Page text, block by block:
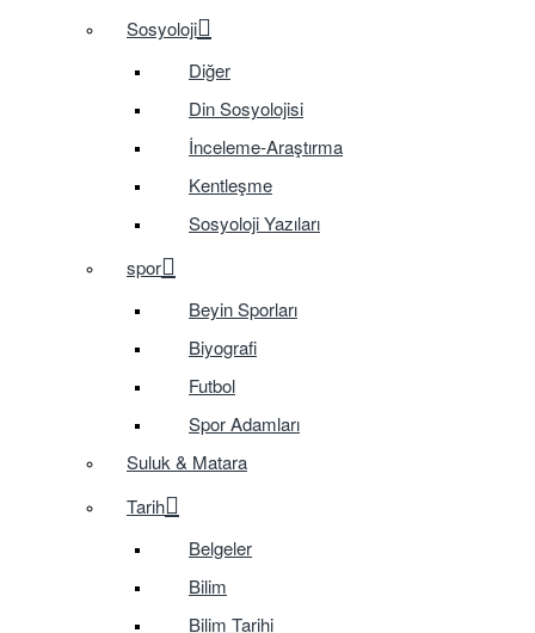
Sosyoloji
Diğer
Din Sosyolojisi
İnceleme-Araştırma
Kentleşme
Sosyoloji Yazıları
spor
Beyin Sporları
Biyografi
Futbol
Spor Adamları
Suluk & Matara
Tarih
Belgeler
Bilim
Bilim Tarihi